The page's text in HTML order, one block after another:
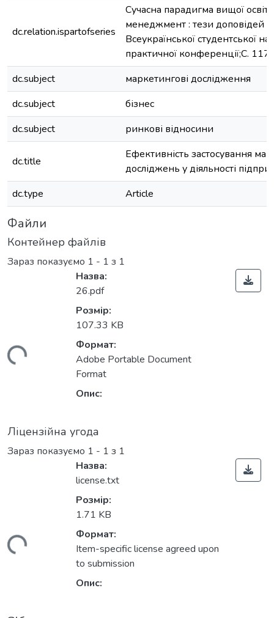
dc.relation.ispartofseries
Сучасна парадигма вищої
менеджмент : тези доповідей
Всеукраїнської студентської
практичної конференції;С.
dc.subject
маркетингові дослідження
dc.subject
бізнес
dc.subject
ринкові відносини
dc.title
Ефективність застосування
досліджень у діяльності
dc.type
Article
Файли
Контейнер файлів
Зараз показуємо 1 - 1 з 1
Назва:
26.pdf
Розмір:
107.33 KB
Формат:
Adobe Portable Document
Format
Опис:
Ліцензійна угода
Зараз показуємо 1 - 1 з 1
Назва:
license.txt
Розмір:
1.71 KB
Формат:
Item-specific license agreed upon
to submission
Опис: